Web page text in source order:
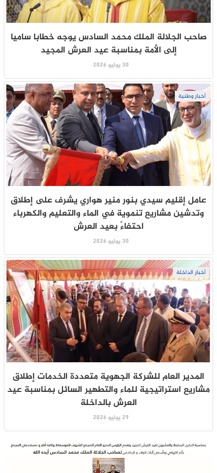
صاحب الجلالة الملك محمد السادس يوجه خطابا ساميا
إلى الأمة بمناسبة عيد العرش المجيد
30 يوليو 2026
أخبار وطنية
عامل إقليم سيدي بنور منير هواري يشرف على إطلاق
وتدشين مشاريع تنموية في الماء والتعليم والكهرباء
احتفاءً بعيد العرش
30 يوليو 2026
أخبار الداخلة
المدير العام للشركة الجهوية متعددة الخدمات إطلاق
مشاريع استراتيجية للماء والتطهير السائل بمناسبة عيد
العرش بالداخلة
29 يوليو 2026